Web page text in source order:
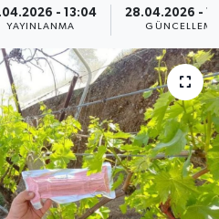
- 13:04
YAYINLANMA
28.04.2026 -
GÜNCELLEME